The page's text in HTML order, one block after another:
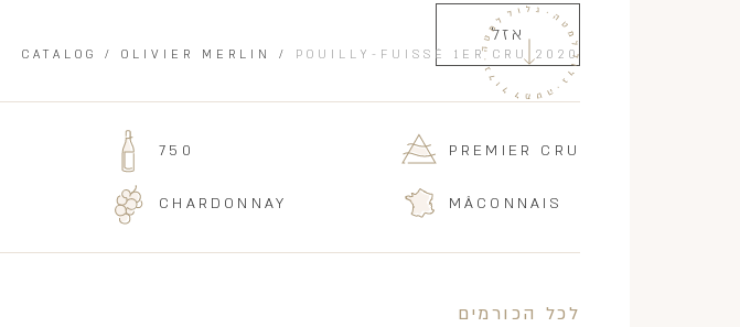
CATALOG / OLIVIER MERLIN / POUILLY-FUISSÉ 1ER CRU 2020
אזל
750
CHARDONNAY
PREMIER CRU
MÂCONNAIS
לכל הכורמים